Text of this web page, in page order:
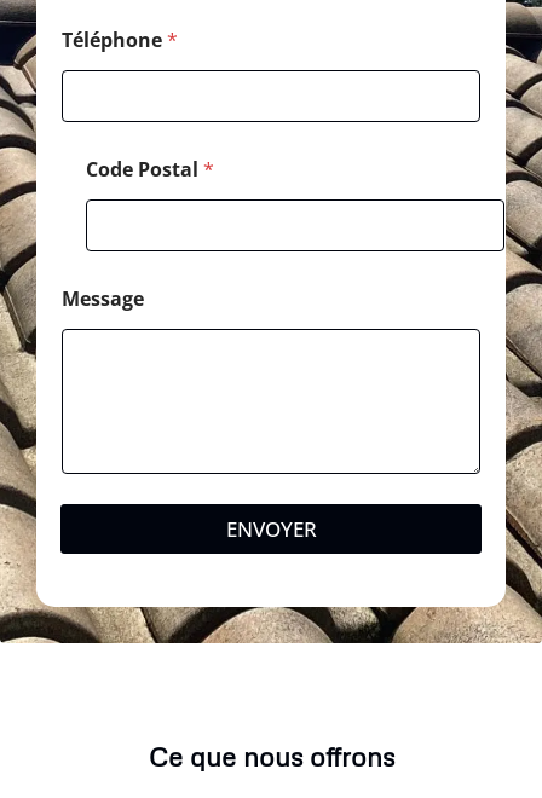
Téléphone*
Code Postal *
Message
ENVOYER
Ce que nous offrons